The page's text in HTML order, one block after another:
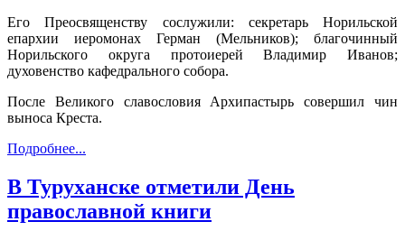
Его Преосвященству сослужили: секретарь Норильской
епархии иеромонах Герман (Мельников); благочинный
Норильского округа протоиерей Владимир Иванов;
духовенство кафедрального собора.
После Великого славословия Архипастырь совершил чин
выноса Креста.
Подробнее...
В Туруханске отметили День
православной книги